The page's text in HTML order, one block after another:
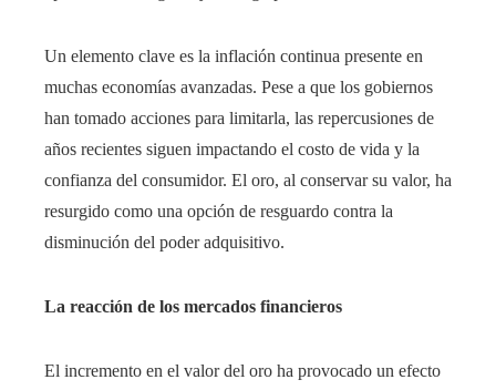
Un elemento clave es la inflación continua presente en
muchas economías avanzadas. Pese a que los gobiernos
han tomado acciones para limitarla, las repercusiones de
años recientes siguen impactando el costo de vida y la
confianza del consumidor. El oro, al conservar su valor, ha
resurgido como una opción de resguardo contra la
disminución del poder adquisitivo.
La reacción de los mercados financieros
El incremento en el valor del oro ha provocado un efecto